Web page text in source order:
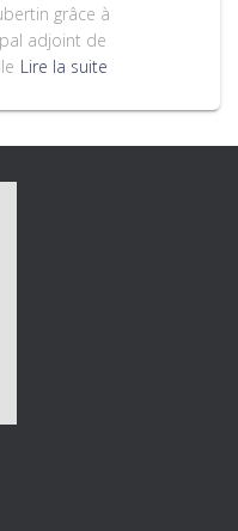
grâce à
adjoint de
Lire la suite